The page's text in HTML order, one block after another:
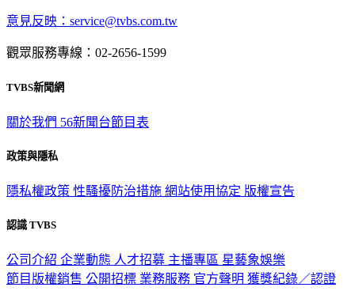
意見反映：service@tvbs.com.tw
觀眾服務專線：02-2656-1599
TVBS新聞網
關於我們 56新聞台節目表
政策與隱私
隱私權政策 性騷擾防治措施 網站使用協定 版權宣告
認識 TVBS
公司介紹 企業動態 人才招募 主播專區 星藝象娛樂
節目版權銷售 公開招標 業務服務 官方聲明 獲獎紀錄／認證